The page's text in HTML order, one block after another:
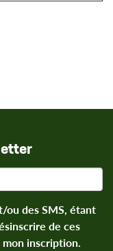
ou des SMS, étant
de ces
inscription.